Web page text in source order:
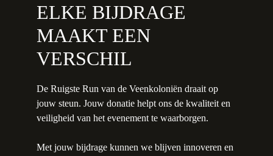
ELKE BIJDRAGE
MAAKT EEN
VERSCHIL
De Ruigste Run van de Veenkoloniën draait op
jouw steun. Jouw donatie helpt ons de kwaliteit en
veiligheid van het evenement te waarborgen.
Met jouw bijdrage kunnen we blijven innoveren en